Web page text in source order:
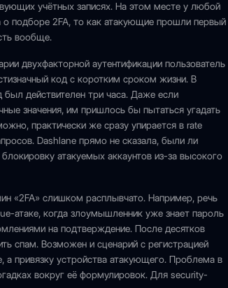
учётных записях. На этом месте у любой
о подборе 2FA, то как атакующие прошли первый
вообще.
двухфакторной аутентификации пользователь
код с коротким сроком жизни. В
был действителен три часа. Даже если
значения, им пришлось бы пытаться угадать
практически же сразу упирается в rate
Dashlane прямо не сказала, были ли
атакуемых аккаунтов из-за высокого
«2FA» слишком расплывчато. Например, речь
атаке, когда злоумышленник уже знает пароль
на подтверждение. После десятков
спам. Возможен и сценарий с регистрацией
а привязку устройства атакующего. Проблема в
вокруг её формулировок. Для security-